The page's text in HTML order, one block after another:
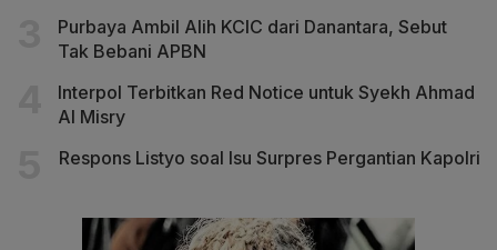
Purbaya Ambil Alih KCIC dari Danantara, Sebut
Tak Bebani APBN
Interpol Terbitkan Red Notice untuk Syekh Ahmad
Al Misry
Respons Listyo soal Isu Surpres Pergantian Kapolri